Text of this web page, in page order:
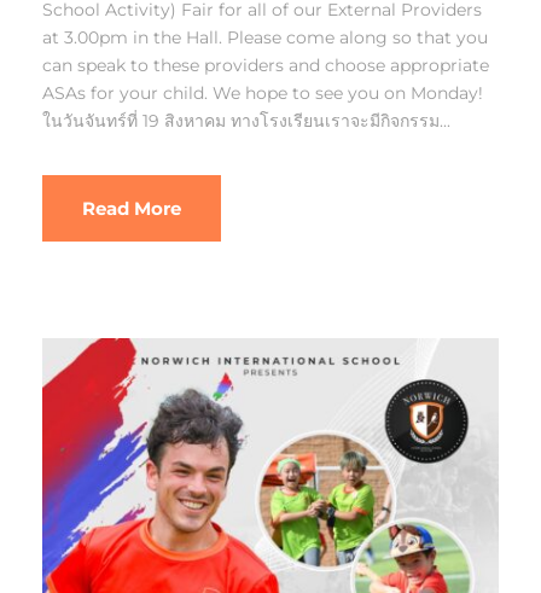
School Activity) Fair for all of our External Providers
at 3.00pm in the Hall. Please come along so that you
can speak to these providers and choose appropriate
ASAs for your child. We hope to see you on Monday!
ในวันจันทร์ที่ 19 สิงหาคม ทางโรงเรียนเราจะมีกิจกรรม...
Read More